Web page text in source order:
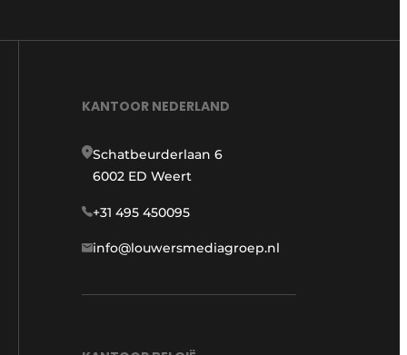
KANTOOR NEDERLAND
Schatbeurderlaan 6
6002 ED Weert
+31 495 450095
info@louwersmediagroep.nl